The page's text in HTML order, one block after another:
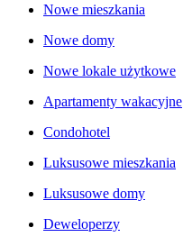
Nowe mieszkania
Nowe domy
Nowe lokale użytkowe
Apartamenty wakacyjne
Condohotel
Luksusowe mieszkania
Luksusowe domy
Deweloperzy